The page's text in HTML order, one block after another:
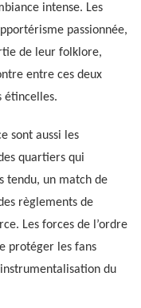
intense. Les
passionnée,
de leur folklore,
entre ces deux
étincelles.
sont aussi les
quartiers qui
tendu, un match de
règlements de
Les forces de l’ordre
protéger les fans
du